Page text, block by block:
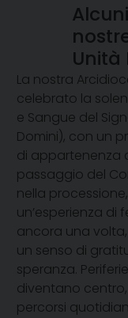
Unità
La nostra
celebrato la
e Sangue del
Domini), con un
di appartenenza
passaggio del
nella
un’esperienza di
ancora una
un senso di
speranza.
diventano
percorsi